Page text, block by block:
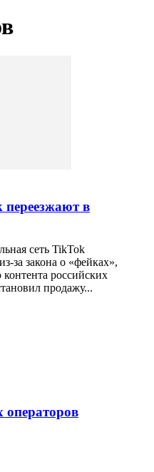
переезжают в
сеть TikTok
за закона о «фейках»,
российских
продажу...